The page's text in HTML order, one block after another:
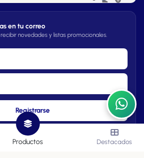
en tu correo
novedades y listas promocionales.
Registrarse
Productos Destacados